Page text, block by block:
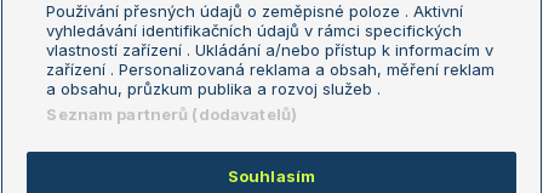
Podmínky užití
Nastavení soukromí
GDPR a žurnalistika
Reklama
Kontakt
Informace o zpracování osobních
údajů
Používání přesných údajů o zeměpisné poloze . Aktivní
vyhledávání identifikačních údajů v rámci specifických
vlastností zařízení . Ukládání a/nebo přístup k informacím v
zařízení . Personalizovaná reklama a obsah, měření reklam
a obsahu, průzkum publika a rozvoj služeb .
Seznam partnerů (dodavatelů)
Souhlasím